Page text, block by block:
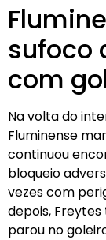
sufoco
com
Na volta do
Fluminense
continuou
bloqueio
vezes com
depois,
parou no